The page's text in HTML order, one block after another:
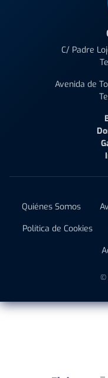
C/ Padre
Avenida de
Quiénes Somos
Política de Cookies
©